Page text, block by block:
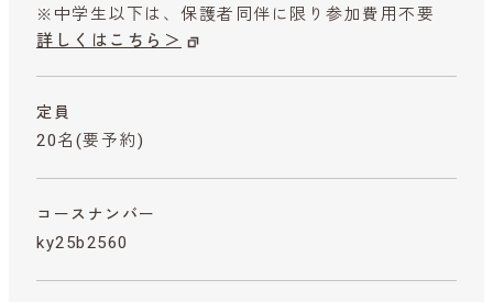
※中学生以下は、保護者同伴に限り参加費用不要
詳しくはこちら＞
定員
20名(要予約)
コースナンバー
ky25b2560